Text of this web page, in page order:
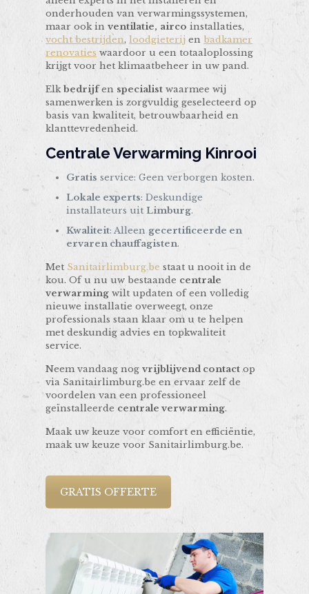
onderhouden van verwarmingssystemen,
maar ook inventilatie, airco installaties,
vocht bestrijden,loodgieterij en badkamer
renovaties waardoor u een totaaloplossing
krijgt voor het klimaatbeheer in uw pand.
Elkbedrijfen specialist waarmee wij
samenwerken is zorgvuldig geselecteerd op
basis van kwaliteit, betrouwbaarheid en
klanttevredenheid.
Centrale Verwarming Kinrooi
Gratis service: Geen verborgen kosten.
Lokale experts: Deskundige
installateurs uitLimburg.
Kwaliteit: Alleen gecertificeerde en
ervaren chauffagisten.
Met Sanitairlimburg.be staat u nooit in de
kou. Of u nu uw bestaande centrale
verwarming wilt updaten of een volledig
nieuwe installatie overweegt, onze
professionals staan klaar om u te helpen
met deskundig advies en topkwaliteit
service.
Neem vandaag nogvrijblijvend contactop
via Sanitairlimburg.be en ervaar zelf de
voordelen van een professioneel
geïnstalleerde centrale verwarming.
Maak uw keuze voor comfort en efficiëntie,
maak uw keuze voor Sanitairlimburg.be.
GRATIS OFFERTE